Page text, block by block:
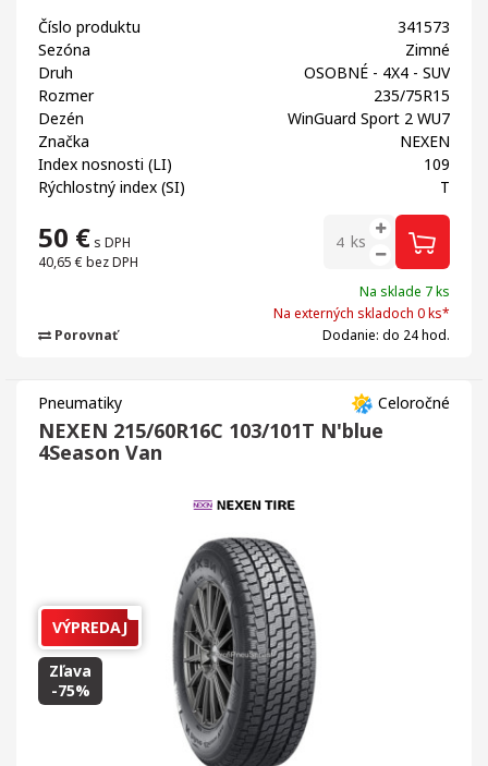
Číslo produktu
341573
Sezóna
Zimné
Druh
OSOBNÉ - 4X4 - SUV
Rozmer
235/75R15
Dezén
WinGuard Sport 2 WU7
Značka
NEXEN
Index nosnosti (LI)
109
Rýchlostný index (SI)
T
50 € s DPH
40,65 € bez DPH
ks
Na sklade 7 ks
Na externých skladoch 0 ks*
Dodanie: do 24 hod.
Porovnať
Celoročné
Pneumatiky
NEXEN 215/60R16C 103/101T N'blue
4Season Van
VÝPREDAJ
Zľava
-75%